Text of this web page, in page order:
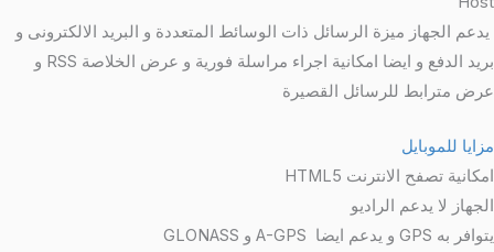
يدعم الجهاز ميزة الرسائل ذات الوسائط المتعددة و البريد الالكترونى و
بريد الدفع و ايضا امكانية اجراء مراسلة فورية و عرض الخلاصة RSS و
عرض مترابط للرسائل القصيرة
مزايا للموبايل
امكانية تصفح الانترنت HTML5
الجهاز لا يدعم الراديو
يتوافر به GPS
و يدعم ايضا A-GPS و GLONASS